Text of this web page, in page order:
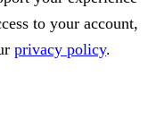
to your account,
privacy policy.